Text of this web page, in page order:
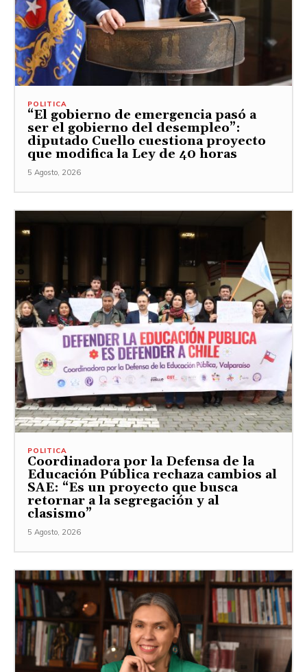
POLITICA
“El gobierno de emergencia pasó a
ser el gobierno del desempleo”:
diputado Cuello cuestiona proyecto
que modifica la Ley de 40 horas
5 Agosto, 2026
POLITICA
Coordinadora por la Defensa de la
Educación Pública rechaza cambios al
SAE: “Es un proyecto que busca
retornar a la segregación y al
clasismo”
5 Agosto, 2026